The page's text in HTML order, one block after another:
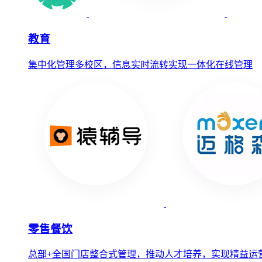
教育
集中化管理多校区，信息实时流转实现一体化在线管理
零售餐饮
总部+全国门店整合式管理，推动人才培养，实现精益运